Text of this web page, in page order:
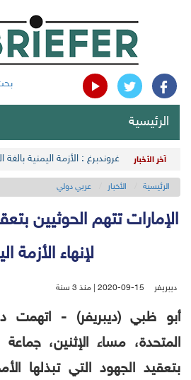
الرئيسية
آخر الأخبار غروندبرغ : الأزمة اليمنية
الرئيسية الأخبار عربي دولي
الإمارات تتهم الحوثيين
لإنهاء الأزمة
ديبريفر 2020-09-15 | منذ 3 سنة
أبو ظبي (ديبريفر) - اتهمت
المتحدة، مساء الإثنين، جماعة
بتعقيد الجهود التي تبذلها